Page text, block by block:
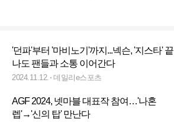
'던파'부터 '마비노기'까지...넥슨, '지스타' 끝
나도 팬들과 소통 이어간다
2024.11.12. 데일리e스포츠
AGF 2024, 넷마블 대표작 참여…'나혼
렙'→'신의 탑' 만난다